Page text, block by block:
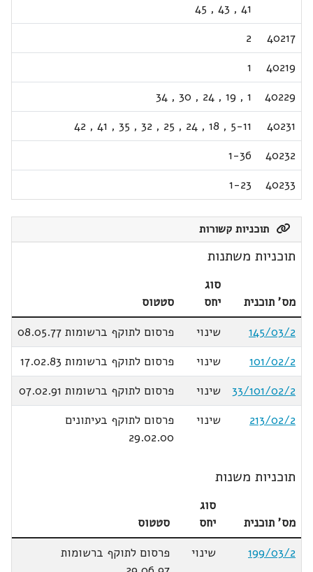
41
,
43
,
45
40217
2
40219
1
40229
1
,
19
,
24
,
30
,
34
40231
5-11
,
18
,
24
,
25
,
32
,
35
,
41
,
42
40232
1-36
40233
1-23
תוכניות קשורות
תוכניות משתנות
מס' תוכנית
סוג
יחס
סטטוס
145/03/2
שינוי
פרסום לתוקף ברשומות 08.05.77
101/02/2
שינוי
פרסום לתוקף ברשומות 17.02.83
33/101/02/2
שינוי
פרסום לתוקף ברשומות 07.02.91
213/02/2
שינוי
פרסום לתוקף בעיתונים
29.02.00
תוכניות משנות
מס' תוכנית
סוג
יחס
סטטוס
199/03/2
שינוי
פרסום לתוקף ברשומות